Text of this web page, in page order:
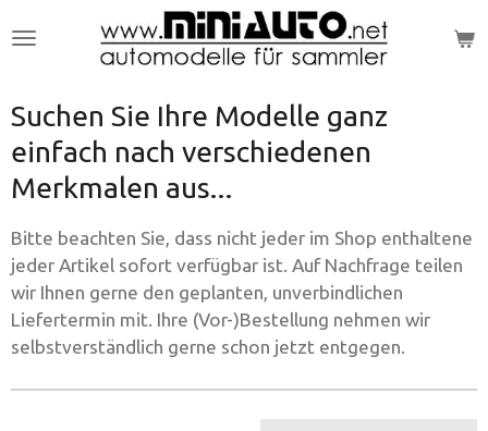
Hauptinhalt
Suchen Sie Ihre Modelle ganz
einfach nach verschiedenen
Merkmalen aus...
Bitte beachten Sie, dass nicht jeder im Shop enthaltene
jeder Artikel sofort verfügbar ist. Auf Nachfrage teilen
wir Ihnen gerne den geplanten, unverbindlichen
Liefertermin mit. Ihre (Vor-)Bestellung nehmen wir
selbstverständlich gerne schon jetzt entgegen.